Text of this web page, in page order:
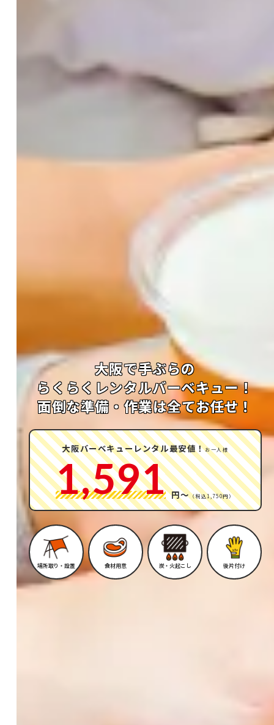
大阪で手ぶらの
らくらくレンタルバーベキュー！
面倒な準備・作業は全てお任せ！
大阪バーベキューレンタル最安値！お一人様
1,591 円〜 （税込1,750円）
場所取り・設置 食材用意 炭・火起こし 後片付け